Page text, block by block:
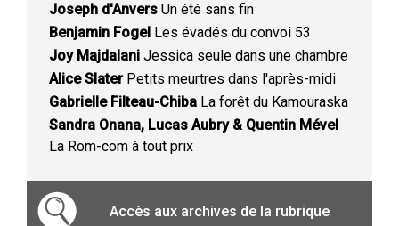
Joseph d'Anvers Un été sans fin
Benjamin Fogel Les évadés du convoi 53
Joy Majdalani Jessica seule dans une chambre
Alice SlaterPetits meurtres dans l'après-midi
Gabrielle Filteau-Chiba La forêt du Kamouraska
Sandra Onana, Lucas Aubry & Quentin Mével
La Rom-com à tout prix
Accès aux archives de la rubrique